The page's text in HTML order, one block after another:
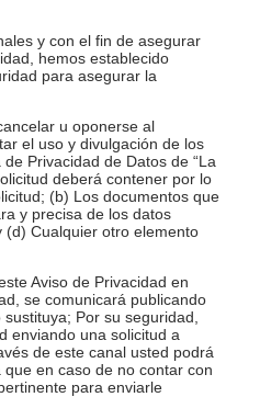
y con el fin de asegurar
hemos establecido
para asegurar la
u oponerse al
el uso y divulgación de los
Privacidad de Datos de “La
deberá contener por lo
(b) Los documentos que
y precisa de los datos
(d) Cualquier otro elemento
Aviso de Privacidad en
se comunicará publicando
Por su seguridad,
enviando una solicitud a
de este canal usted podrá
en caso de no contar con
para enviarle